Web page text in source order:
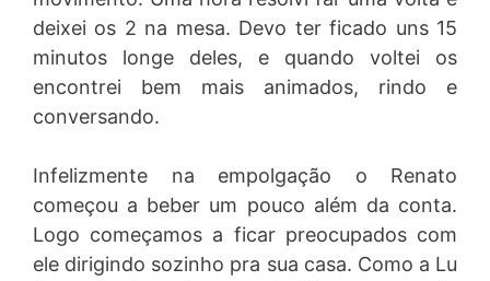
deixei os 2 na mesa. Devo ter ficado uns 15
minutos longe deles, e quando voltei os
encontrei bem mais animados, rindo e
conversando.
Infelizmente na empolgação o Renato
começou a beber um pouco além da conta.
Logo começamos a ficar preocupados com
ele dirigindo sozinho pra sua casa. Como a Lu